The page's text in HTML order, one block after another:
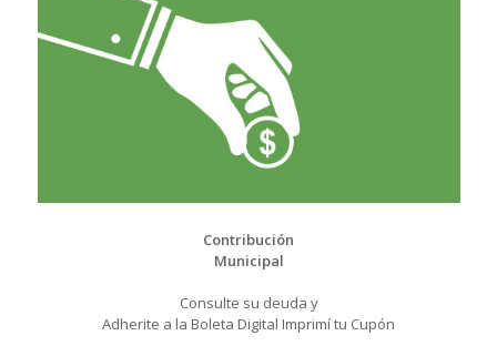
Contribución
Municipal
Consulte su deuda y
Adherite a la Boleta Digital Imprimí tu Cupón